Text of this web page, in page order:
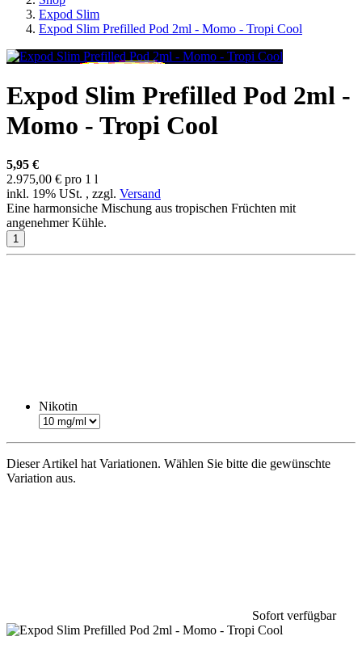
Expod Slim
Expod Slim Prefilled Pod 2ml - Momo - Tropi Cool
Expod Slim Prefilled Pod 2ml -
Momo - Tropi Cool
5,95 €
2.975,00 € pro 1 l
inkl. 19% USt. , zzgl. Versand
Eine harmonsiche Mischung aus tropischen Früchten mit
angenehmer Kühle.
Nikotin
Dieser Artikel hat Variationen. Wählen Sie bitte die gewünschte
Variation aus.
Sofort verfügbar